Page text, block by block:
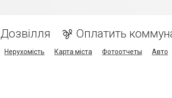
Дозвілля Оплатить
Нерухомість Карта міста Фотоотчеты Авто